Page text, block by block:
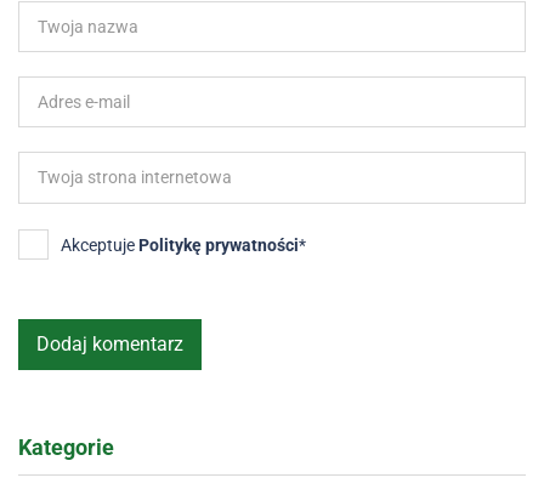
AkceptujePolitykę prywatności*
Kategorie